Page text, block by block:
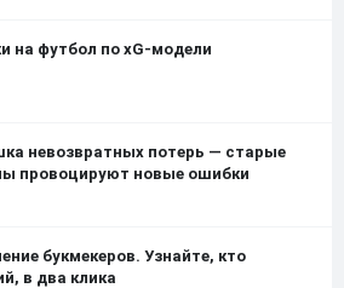
на футбол по xG-модели
невозвратных потерь — старые
провоцируют новые ошибки
букмекеров. Узнайте, кто
в два клика